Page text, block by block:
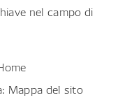
nel campo di
Mappa del sito